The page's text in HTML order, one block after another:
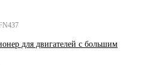
для двигателей с большим